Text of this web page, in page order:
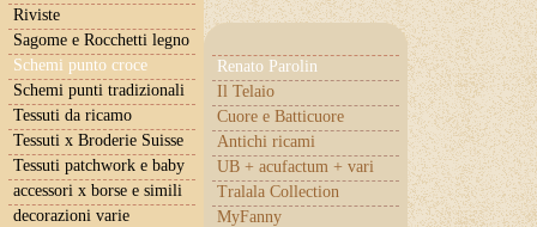
Riviste
Sagome e Rocchetti legno
Schemi punto croce
Renato Parolin
Il Telaio
Cuore e Batticuore
Antichi ricami
UB + acufactum + vari
Tralala Collection
MyFanny
Schemi punti tradizionali
Tessuti da ricamo
Tessuti x Broderie Suisse
Tessuti patchwork e baby
accessori x borse e simili
decorazioni varie